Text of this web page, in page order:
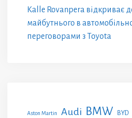
Kalle Rovanpera відкриває
майбутнього в
переговорами з Toyota
Aston Martin Audi BMW BYD